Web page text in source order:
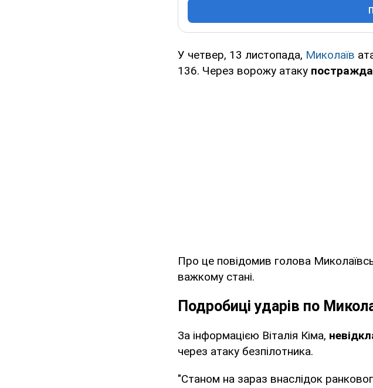
У четвер, 13 листопада, Миколаїв
136. Через ворожу атаку
Про це повідомив голова
важкому стані.
Подробиці ударів по
За інформацією Віталія Кіма,
через атаку безпілотника.
"Станом на зараз внаслідок